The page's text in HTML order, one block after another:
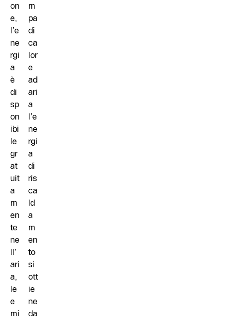
on
e,
l’e
ne
rgi
a
è
di
sp
on
ibi
le
gr
at
uit
a
m
en
te
ne
ll’
ari
a,
le
e
mi
m
pa
di
ca
lor
e
ad
ari
a
l’e
ne
rgi
a
di
ris
ca
ld
a
m
en
to
si
ott
ie
ne
da